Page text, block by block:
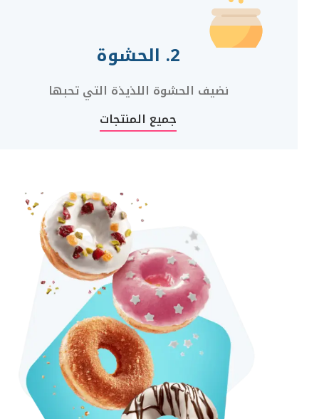
2. الحشوة
نضيف الحشوة اللذيذة التي تحبها
جميع المنتجات